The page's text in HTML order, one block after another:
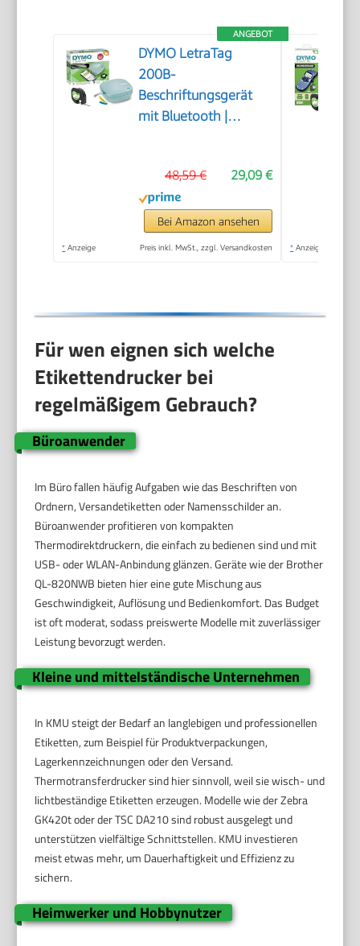
ANGEBOT
DYMO LetraTag
200B-
Beschriftungsgerät
mit Bluetooth |
verbindet Sich über
Wireless Bluetooth-
Technologie |
inklusive 1 x
29,09 €
48,59 €
Bei Amazon ansehen
* Anzeige Preis inkl. MwSt., zzgl. Versandkosten * Anzeige
Für wen eignen sich welche
Etikettendrucker bei
regelmäßigem Gebrauch?
Büroanwender
Im Büro fallen häufig Aufgaben wie das Beschriften von
Ordnern, Versandetiketten oder Namensschilder an.
Büroanwender profitieren von kompakten
Thermodirektdruckern, die einfach zu bedienen sind und mit
USB- oder WLAN-Anbindung glänzen. Geräte wie der Brother
QL-820NWB bieten hier eine gute Mischung aus
Geschwindigkeit, Auflösung und Bedienkomfort. Das Budget
ist oft moderat, sodass preiswerte Modelle mit zuverlässiger
Leistung bevorzugt werden.
Kleine und mittelständische Unternehmen
In KMU steigt der Bedarf an langlebigen und professionellen
Etiketten, zum Beispiel für Produktverpackungen,
Lagerkennzeichnungen oder den Versand.
Thermotransferdrucker sind hier sinnvoll, weil sie wisch- und
lichtbeständige Etiketten erzeugen. Modelle wie der Zebra
GK420t oder der TSC DA210 sind robust ausgelegt und
unterstützen vielfältige Schnittstellen. KMU investieren
meist etwas mehr, um Dauerhaftigkeit und Effizienz zu
sichern.
Heimwerker und Hobbynutzer